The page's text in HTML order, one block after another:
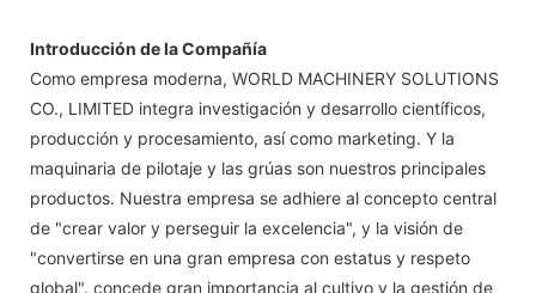
Introducción de la Compañía
Como empresa moderna, WORLD MACHINERY SOLUTIONS
CO., LIMITED integra investigación y desarrollo científicos,
producción y procesamiento, así como marketing. Y la
maquinaria de pilotaje y las grúas son nuestros principales
productos. Nuestra empresa se adhiere al concepto central
de "crear valor y perseguir la excelencia", y la visión de
"convertirse en una gran empresa con estatus y respeto
global". concede gran importancia al cultivo y la gestión de